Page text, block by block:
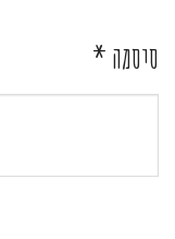
סיסמה *